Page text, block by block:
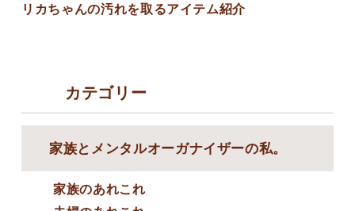
リカちゃんの汚れを取るアイテム紹介
カテゴリー
家族とメンタルオーガナイザーの私。
家族のあれこれ